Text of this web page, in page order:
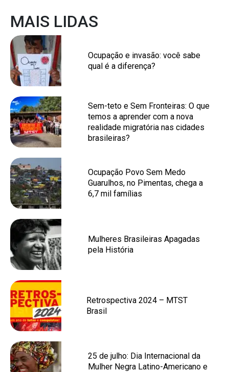
MAIS LIDAS
Ocupação e invasão: você sabe
qual é a diferença?
Sem-teto e Sem Fronteiras: O que
temos a aprender com a nova
realidade migratória nas cidades
brasileiras?
Ocupação Povo Sem Medo
Guarulhos, no Pimentas, chega a
6,7 mil famílias
Mulheres Brasileiras Apagadas
pela História
Retrospectiva 2024 – MTST
Brasil
25 de julho: Dia Internacional da
Mulher Negra Latino-Americano e